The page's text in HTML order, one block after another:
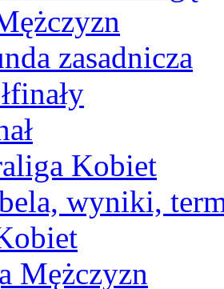
zasadnicza
Kobiet
wyniki,
Mężczyzn